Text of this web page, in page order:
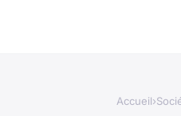
Accueil›